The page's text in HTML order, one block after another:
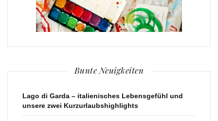
Bunte Neuigkeiten
Lago di Garda – italienisches Lebensgefühl und
unsere zwei Kurzurlaubshighlights